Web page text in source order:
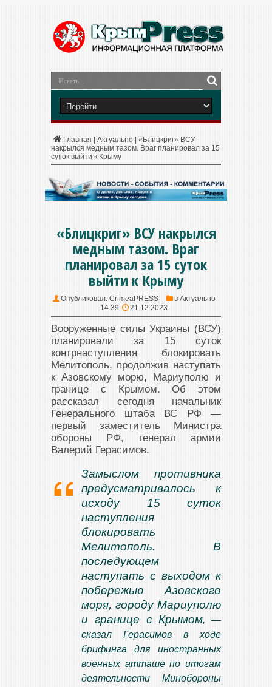
Главная Актуально
«Блицкриг» ВСУ
накрылся медным тазом. Враг планировал за 15
суток выйти к Крыму
«Блицкриг» ВСУ накрылся
медным тазом. Враг
планировал за 15 суток
выйти к Крыму
Опубликовал: CrimeaPRESS в Актуально
14:39
21.12.2023
Вооруженные силы Украины (ВСУ)
планировали за 15 суток
контрнаступления блокировать
Мелитополь, продолжив наступать
к Азовскому морю, Мариуполю и
границе с Крымом. Об этом
рассказал сегодня начальник
Генерального штаба ВС РФ —
первый заместитель Министра
обороны РФ, генерал армии
Валерий Герасимов.
Замыслом противника
предусматривалось к
исходу 15 суток
наступления
блокировать
Мелитополь. В
последующем
наступать с выходом к
побережью Азовского
моря, городу Мариуполю
и границе с Крымом, —
сказал Герасимов в ходе
брифинга для иностранных
военных атташе по итогам
деятельности Минобороны